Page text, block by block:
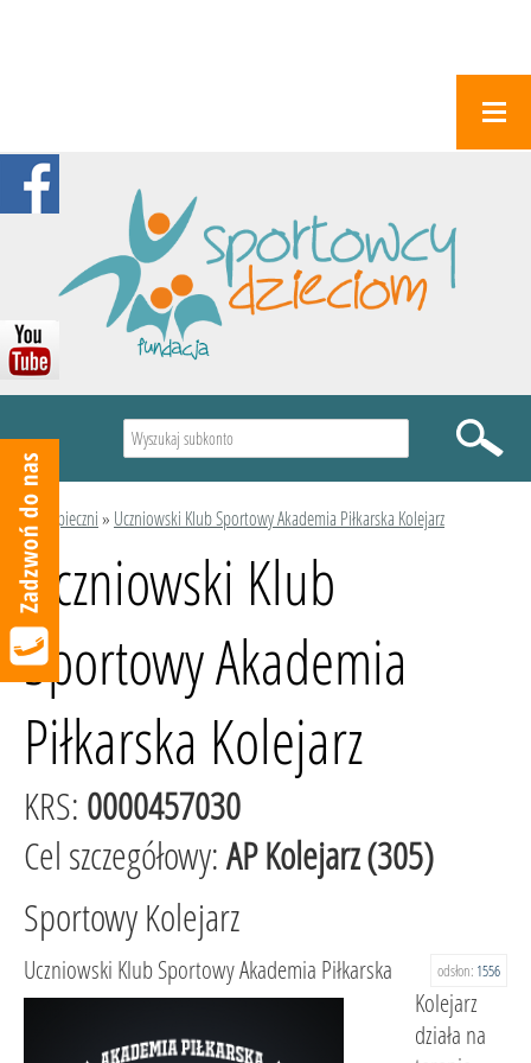
Podopieczni» Uczniowski Klub Sportowy Akademia Piłkarska Kolejarz
Uczniowski Klub
Sportowy Akademia
Piłkarska Kolejarz
KRS: 0000457030
Cel szczegółowy:AP Kolejarz (305)
Sportowy Kolejarz
odsłon: 1556
Uczniowski Klub Sportowy Akademia Piłkarska
Kolejarz
działa na